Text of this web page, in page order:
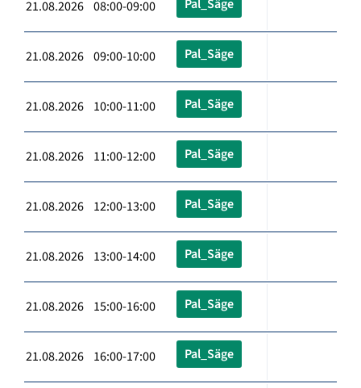
21.08.2026 08:00-09:00 Pal_Säge
21.08.2026 09:00-10:00 Pal_Säge
21.08.2026 10:00-11:00 Pal_Säge
21.08.2026 11:00-12:00 Pal_Säge
21.08.2026 12:00-13:00 Pal_Säge
21.08.2026 13:00-14:00 Pal_Säge
21.08.2026 15:00-16:00 Pal_Säge
21.08.2026 16:00-17:00 Pal_Säge